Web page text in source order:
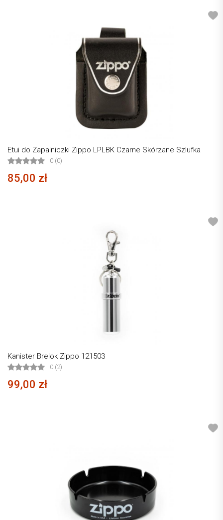
Etui do Zapalniczki Zippo LPLBK Czarne Skórzane Szlufka
0 (0)
85,00 zł
Kanister Brelok Zippo 121503
0 (2)
99,00 zł